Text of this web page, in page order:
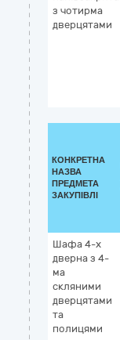
з чотирма
дверцятами
КОНКРЕТНА
НАЗВА
ПРЕДМЕТА
ЗАКУПІВЛІ
Шафа 4-х
дверна з 4-
ма
скляними
дверцятами
та
полицями